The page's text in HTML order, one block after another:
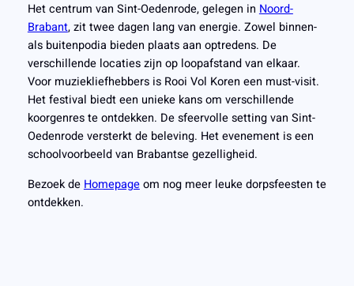
Het centrum van Sint-Oedenrode, gelegen inNoord-
Brabant, zit twee dagen lang van energie. Zowel binnen-
als buitenpodia bieden plaats aan optredens. De
verschillende locaties zijn op loopafstand van elkaar.
Voor muziekliefhebbers is Rooi Vol Koren een must-visit.
Het festival biedt een unieke kans om verschillende
koorgenres te ontdekken. De sfeervolle setting van Sint-
Oedenrode versterkt de beleving. Het evenement is een
schoolvoorbeeld van Brabantse gezelligheid.
Bezoek de Homepageom nog meer leuke dorpsfeesten te
ontdekken.